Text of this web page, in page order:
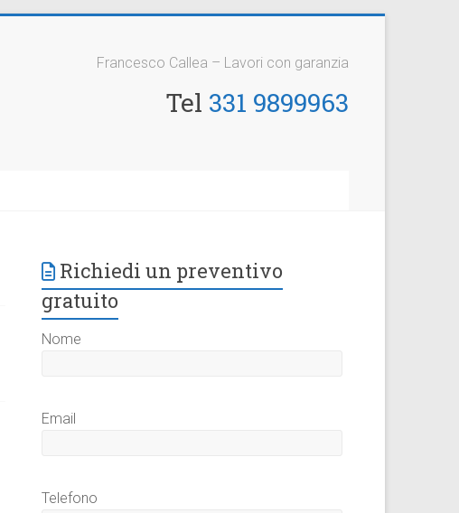
Francesco Callea – Lavori con garanzia
Tel 331 9899963
Richiedi un preventivo
gratuito
Nome
Email
Telefono